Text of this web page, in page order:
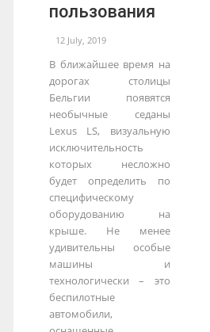
пользования
12 July, 2019
В ближайшее время на
дорогах столицы
Бельгии появятся
необычные седаны
Lexus LS, визуальную
исключительность
которых несложно
будет определить по
специфическому
оборудованию на
крыше. Не менее
удивительны особые
машины и
технологически – это
беспилотные
автомобили,